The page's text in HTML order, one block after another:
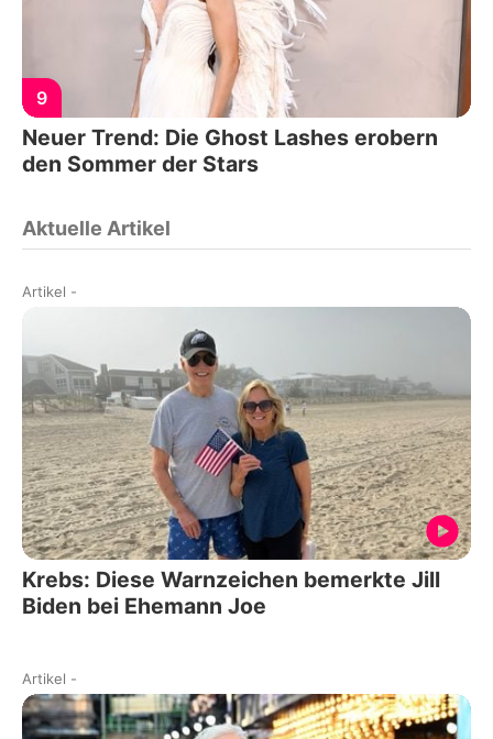
9
Neuer Trend: Die Ghost Lashes erobern
den Sommer der Stars
Aktuelle Artikel
Artikel -
Krebs: Diese Warnzeichen bemerkte Jill
Biden bei Ehemann Joe
Artikel -